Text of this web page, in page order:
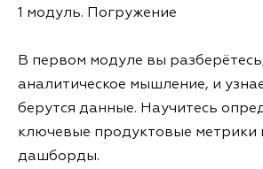
1 модуль. Погружение
В первом модуле вы
аналитическое мышление, и
берутся данные. Научитесь
ключевые продуктовые метрики
дашборды.